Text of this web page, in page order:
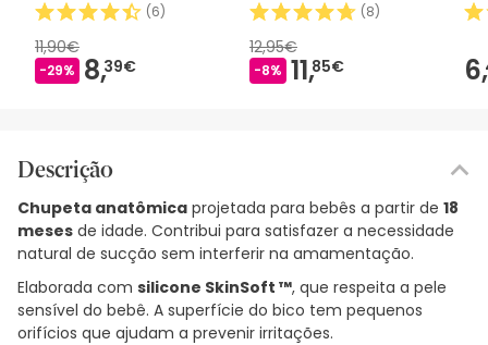
(6)
11,90€
-29% 8,39€
(8)
12,95€
-8% 11,85€ 6,
Descrição
Chupeta anatômica projetada para bebês a partir de 18
meses de idade. Contribui para satisfazer a necessidade
natural de sucção sem interferir na amamentação.
Elaborada com silicone SkinSoft ™, que respeita a pele
sensível do bebê. A superfície do bico tem pequenos
orifícios que ajudam a prevenir irritações.